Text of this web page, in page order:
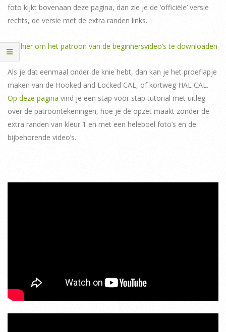
foto kijkt bovenaan deze pagina, dan zie je de ‘officiële’ versie
rechts, de versie met de extra randen links.
Klik hier om het patroon van de beginnersvideo’s te downloaden
Als je dat eenmaal onder de knie hebt, dan kan je het proeflapje
maken van de Hooked and Locked CAL, of kortweg HAL CAL.
Op deze pagina vind je een stap voor stap tutorial met uitleg
over de patroontekeningen, hoe je de opzet maakt zonder de
extra randen van kleur 1 en met een heleboel foto’s en de
bijbehorende video’s.